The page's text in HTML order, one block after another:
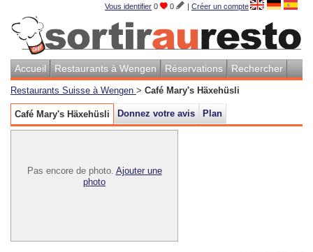
Vous identifier 0 0 | Créer un compte
Accueil Restaurants à Wengen Réservations Rechercher
Restaurants Suisse à Wengen > Café Mary's Häxehüsli
Café Mary's Häxehüsli Donnez votre avis Plan
Pas encore de photo. Ajouter une
photo